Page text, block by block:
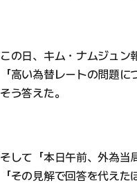
この日、キム・ナムジュン
「高い為替レートの問題
そう答えた。
そして「本日午前、外為当
「その見解で回答を代えた